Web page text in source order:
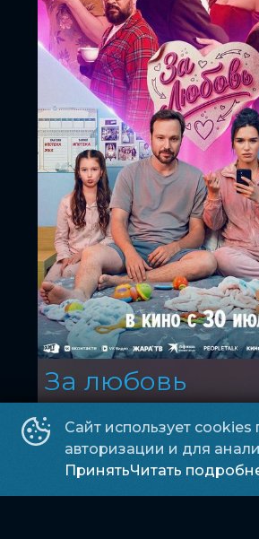
За любовь
Мелодрама, Комедия, Фэнтези
Марс зал
23:25 600 ₽
Сайт использует cookies
авторизации и для
ПринятьЧитать